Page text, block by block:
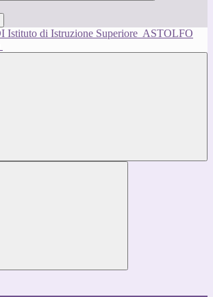
Istituto di Istruzione Superiore ASTOLFO